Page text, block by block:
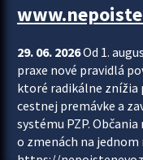
29. 06. 2026Od 1.
praxe nové pravidlá
ktoré radikálne znížia
cestnej premávke a
systému PZP.
o zmenách na